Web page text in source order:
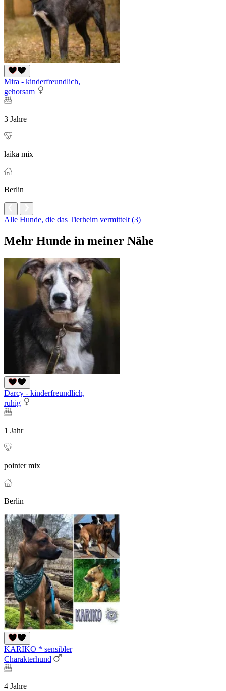
Mira - kinderfreundlich,
gehorsam
3 Jahre
laika mix
Berlin
Alle Hunde, die das Tierheim vermittelt (3)
Mehr Hunde in meiner Nähe
Darcy - kinderfreundlich,
ruhig
1 Jahr
pointer mix
Berlin
KARIKO * sensibler
Charakterhund
4 Jahre